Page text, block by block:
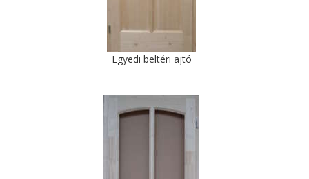
Egyedi beltéri ajtó